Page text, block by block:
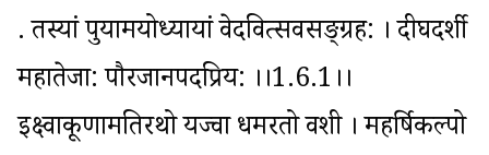
. तस्यां पुर्यामयोध्यायां वेदवित्सर्वसङ्ग्रह: । दीर्घदर्शी
महातेजा: पौरजानपदप्रिय: ।।1.6.1।।
इक्ष्वाकूणामतिरथो यज्वा धर्मरतो वशी । महर्षिकल्पो